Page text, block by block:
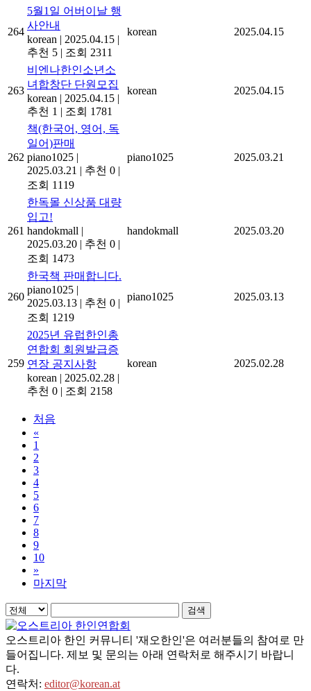
264
5월1일 어버이날 행
사안내
korean | 2025.04.15 |
추천 5 | 조회 2311
korean 2025.04.15
263
비엔나한인소년소
녀합창단 단원모집
korean | 2025.04.15 |
추천 1 | 조회 1781
korean 2025.04.15
262
책(한국어, 영어, 독
일어)판매
piano1025 |
2025.03.21 | 추천 0 |
조회 1119
piano1025 2025.03.21
261
한독몰 신상품 대량
입고!
handokmall |
2025.03.20 | 추천 0 |
조회 1473
handokmall 2025.03.20
260
한국책 판매합니다.
piano1025 |
2025.03.13 | 추천 0 |
조회 1219
piano1025 2025.03.13
259
2025년 유럽한인총
연합회 회원발급증
연장 공지사항
korean | 2025.02.28 |
추천 0 | 조회 2158
korean 2025.02.28
처음
«
1
2
3
4
5
6
7
8
9
10
»
마지막
검색
오스트리아 한인 커뮤니티 '재오한인'은 여러분들의 참여로 만
들어집니다. 제보 및 문의는 아래 연락처로 해주시기 바랍니
다.
연락처: editor@korean.at